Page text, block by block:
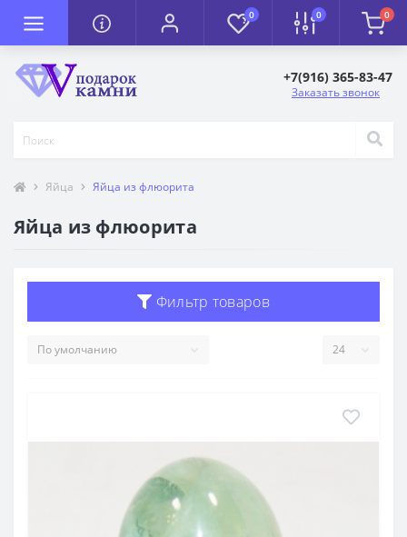
0 0 0
+7(916) 365-83-47
Заказать звонок
Яйца Яйца из флюорита
Яйца из флюорита
Фильтр товаров